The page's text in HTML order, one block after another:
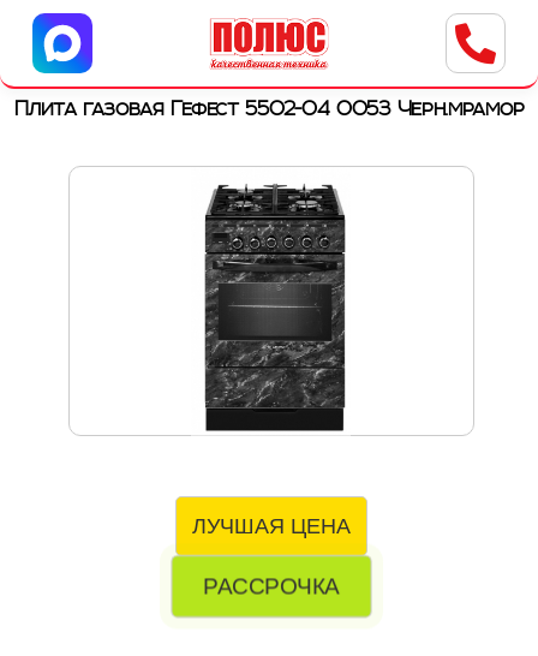
Центр бытовой техники
г. Ульяновск, ул. Пушкарева, 8a
Плита газовая Гефест 5502-04 0053 Черн.мрамор
ЛУЧШАЯ ЦЕНА
РАССРОЧКА